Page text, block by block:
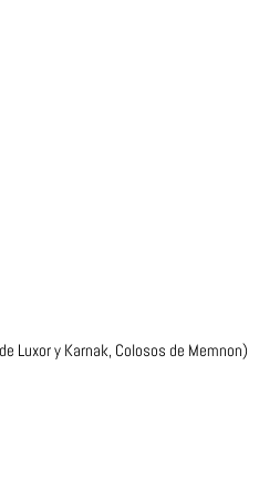
Luxor y Karnak, Colosos de Memnon)